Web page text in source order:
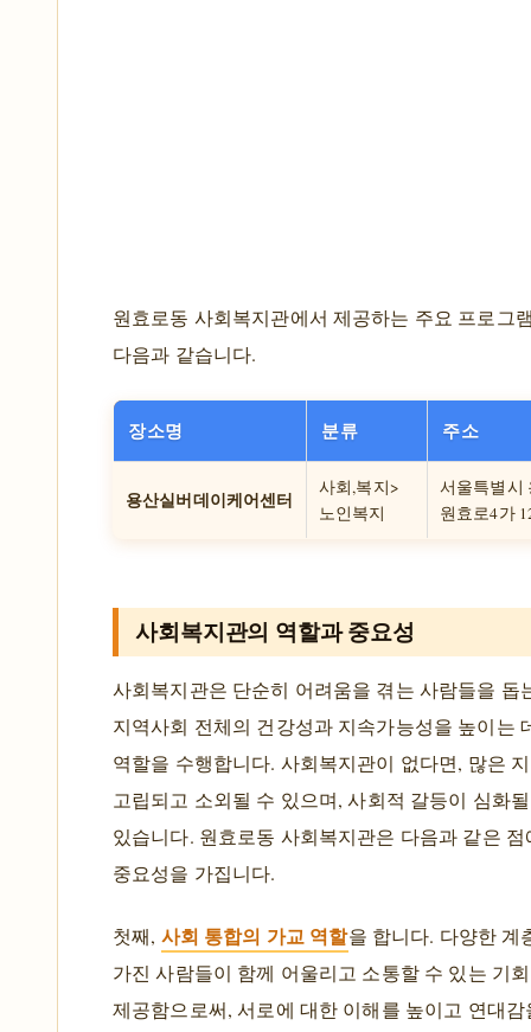
원효로동 사회복지관에서 제공하는 주요 프로그
다음과 같습니다.
장소명 분류 주소
용산실버데이케어센터
사회,복지>
노인복지
서울특별시
원효로4가
사회복지관의 역할과 중요성
사회복지관은 단순히 어려움을 겪는 사람들을 돕
지역사회 전체의 건강성과 지속가능성을 높이는
역할을 수행합니다. 사회복지관이 없다면, 많은
고립되고 소외될 수 있으며, 사회적 갈등이 심화
있습니다. 원효로동 사회복지관은 다음과 같은 점
중요성을 가집니다.
첫째, 사회 통합의 가교 역할을 합니다. 다양한 계
가진 사람들이 함께 어울리고 소통할 수 있는 기
제공함으로써, 서로에 대한 이해를 높이고 연대감